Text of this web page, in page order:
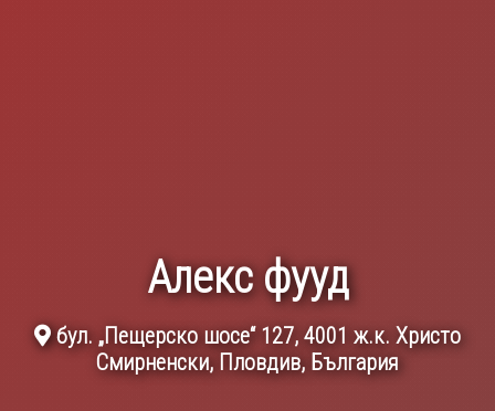
Алекс фууд
бул. „Пещерско шосе“ 127, 4001 ж.к. Христо
Смирненски, Пловдив, България